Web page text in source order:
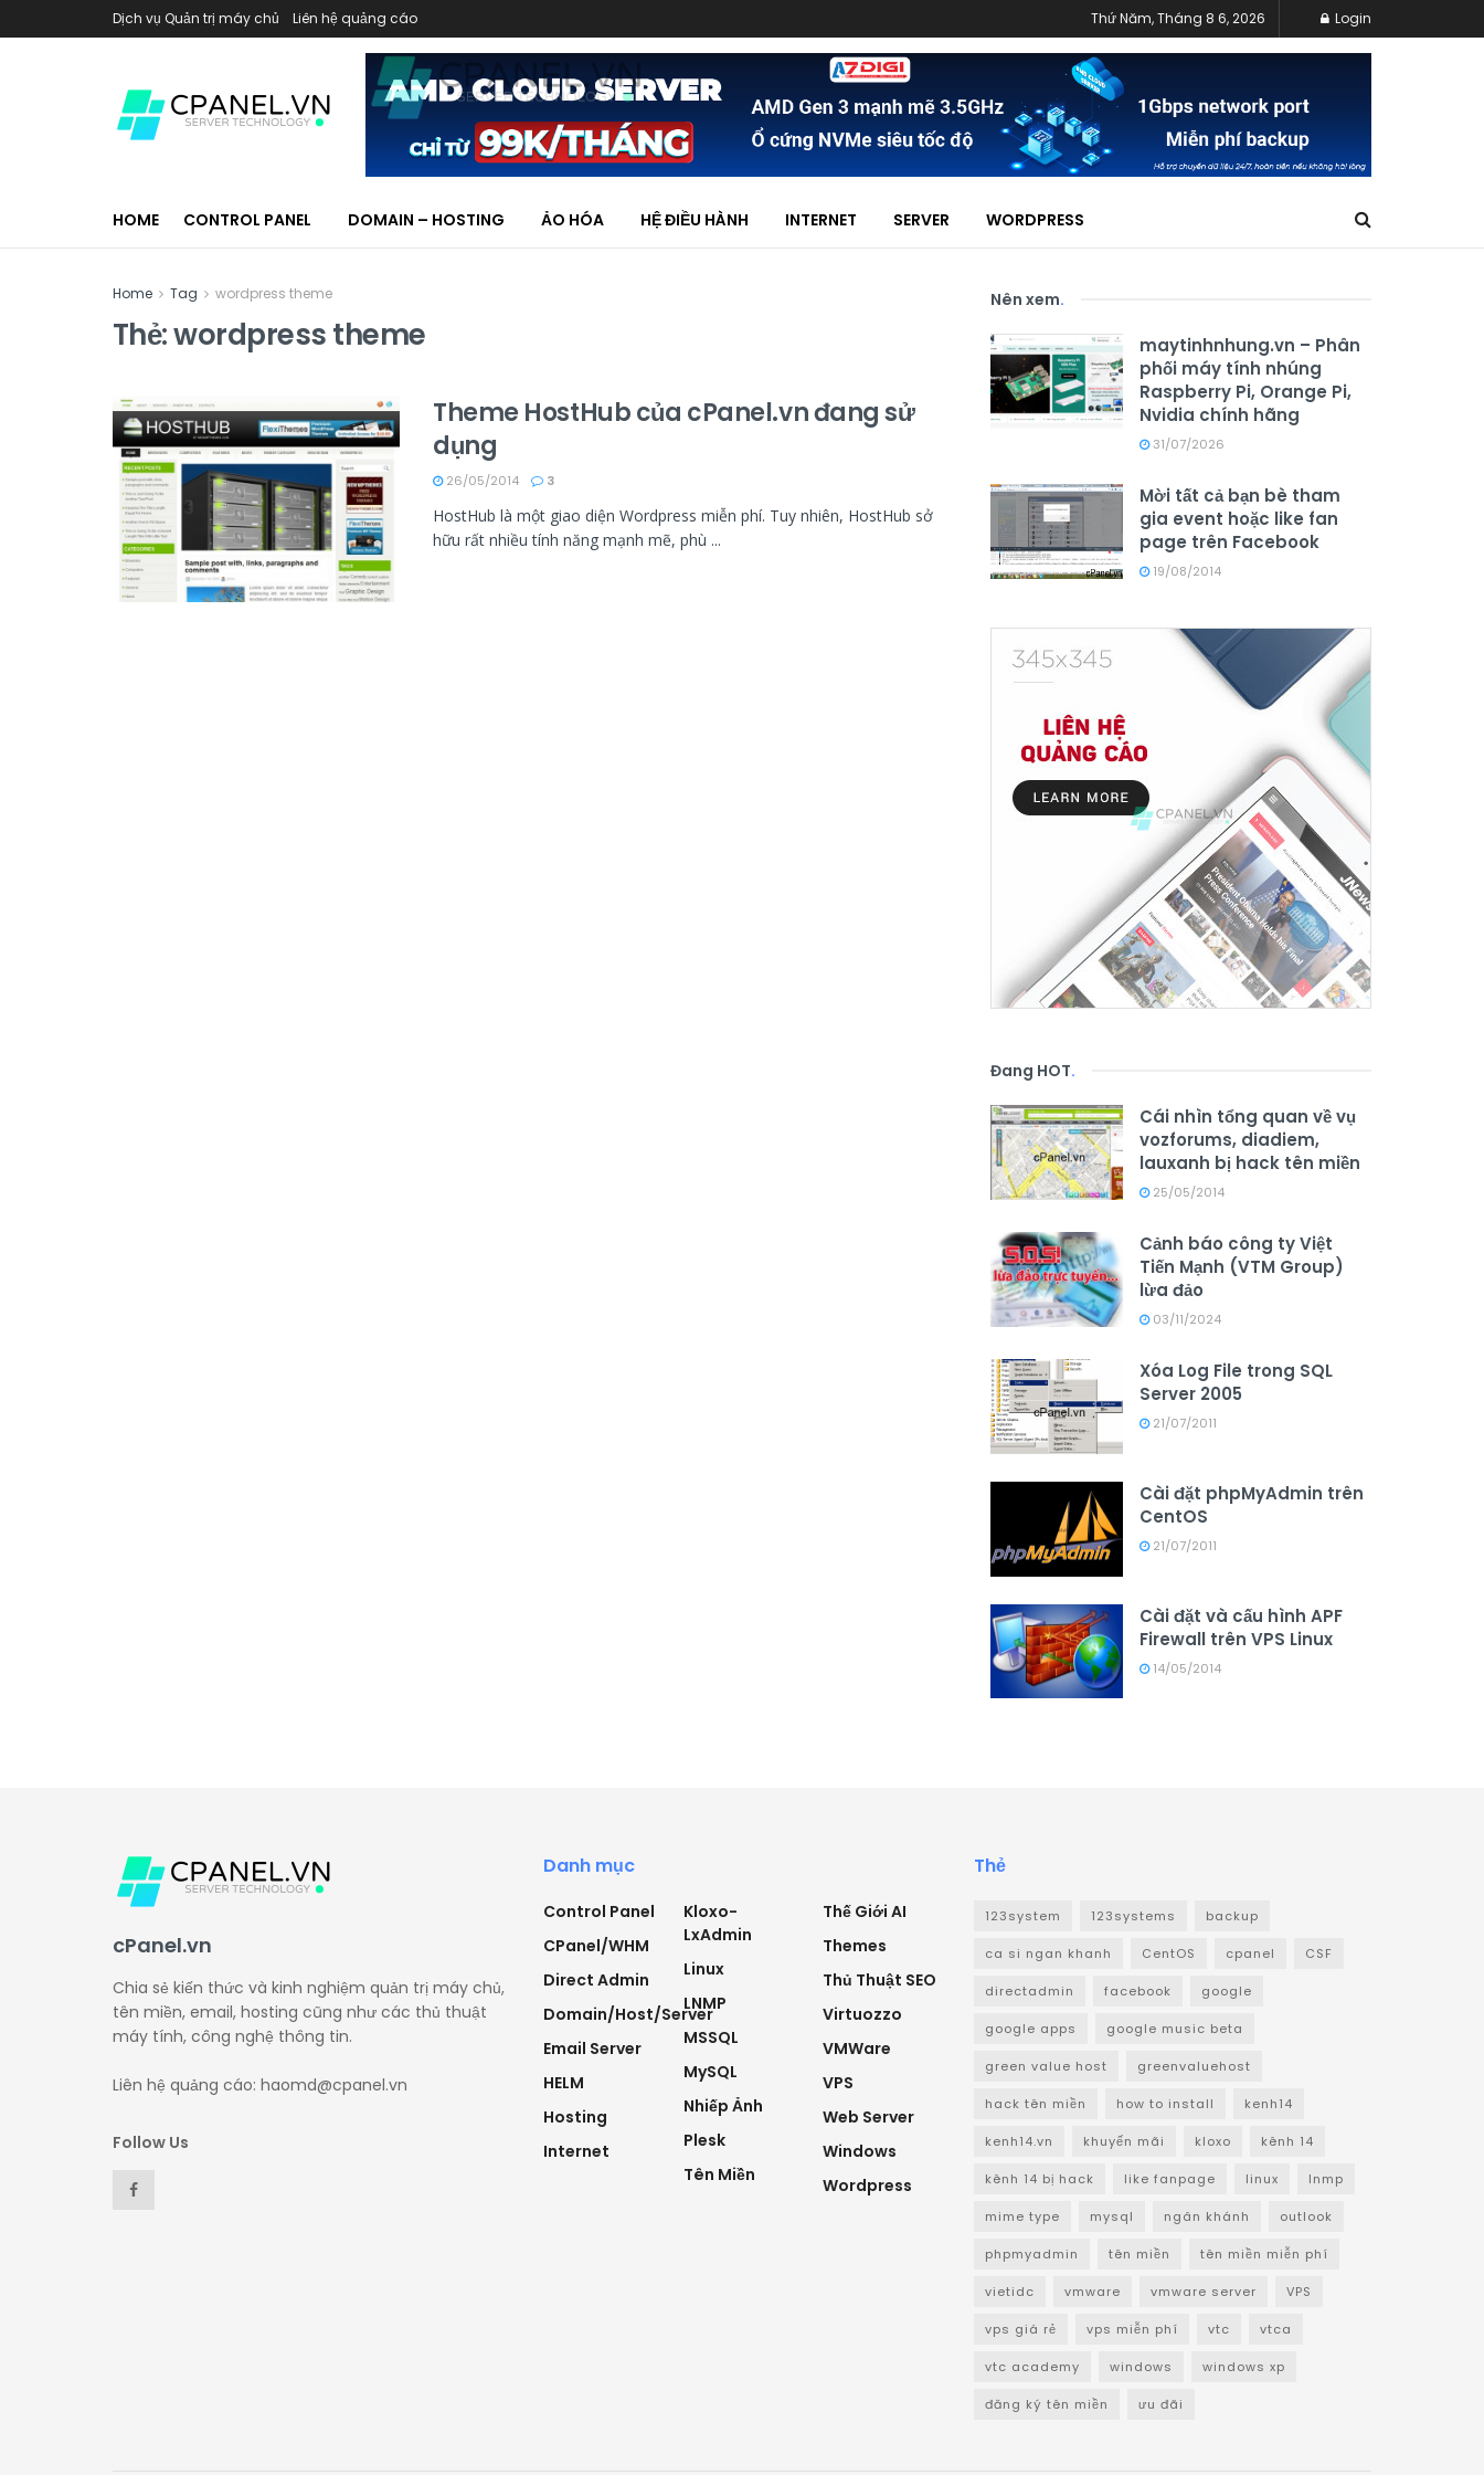
Dịch vụ Quản trị máy chủ Liên hệ quảng cáo Thứ Năm, Tháng 8 6, 2026 Login
HOME CONTROL PANEL DOMAIN – HOSTING ẢO HÓA HỆ ĐIỀU HÀNH INTERNET SERVER WORDPRESS
Home Tag wordpress theme
Thẻ:wordpress theme
Theme HostHub của cPanel.vn đang sử
dụng
26/05/2014 3
HostHub là một giao diện Wordpress miễn phí. Tuy nhiên, HostHub sở
hữu rất nhiều tính năng mạnh mẽ, phù ...
Nên xem.
maytinhnhung.vn – Phân
phối máy tính nhúng
Raspberry Pi, Orange Pi,
Nvidia chính hãng
31/07/2026
Mời tất cả bạn bè tham
gia event hoặc like fan
page trên Facebook
19/08/2014
Đang HOT.
Cái nhìn tổng quan về vụ
vozforums, diadiem,
lauxanh bị hack tên miền
25/05/2014
Cảnh báo công ty Việt
Tiến Mạnh (VTM Group)
lừa đảo
03/11/2024
Xóa Log File trong SQL
Server 2005
21/07/2011
Cài đặt phpMyAdmin trên
CentOS
21/07/2011
Cài đặt và cấu hình APF
Firewall trên VPS Linux
14/05/2014
cPanel.vn
Chia sẻ kiến thức và kinh nghiệm quản trị máy chủ,
tên miền, email, hosting cũng như các thủ thuật
máy tính, công nghệ thông tin.
Liên hệ quảng cáo: haomd@cpanel.vn
Follow Us
Danh mục
Control Panel
CPanel/WHM
Direct Admin
Domain/Host/Server
Email Server
HELM
Hosting
Internet
Kloxo-
LxAdmin
Linux
LNMP
MSSQL
MySQL
Nhiếp Ảnh
Plesk
Tên Miền
Thế Giới AI
Themes
Thủ Thuật SEO
Virtuozzo
VMWare
VPS
Web Server
Windows
Wordpress
Thẻ
123system 123systems backup
ca si ngan khanh CentOS cpanel CSF
directadmin facebook google
google apps google music beta
green value host greenvaluehost
hack tên miền how to install kenh14
kenh14.vn khuyến mãi kloxo kênh 14
kênh 14 bị hack like fanpage linux lnmp
mime type mysql ngân khánh outlook
phpmyadmin tên miền tên miền miễn phí
vietidc vmware vmware server VPS
vps giá rẻ vps miễn phí vtc vtca
vtc academy windows windows xp
đăng ký tên miền ưu đãi